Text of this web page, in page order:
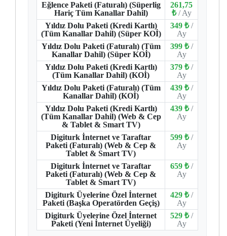
Eğlence Paketi (Faturalı) (Süperlig
Hariç Tüm Kanallar Dahil)
261,75
₺ / Ay
Yıldız Dolu Paketi (Kredi Kartlı)
(Tüm Kanallar Dahil) (Süper KOİ)
349 ₺ /
Ay
Yıldız Dolu Paketi (Faturalı) (Tüm
Kanallar Dahil) (Süper KOİ)
399 ₺ /
Ay
Yıldız Dolu Paketi (Kredi Kartlı)
(Tüm Kanallar Dahil) (KOİ)
379 ₺ /
Ay
Yıldız Dolu Paketi (Faturalı) (Tüm
Kanallar Dahil) (KOİ)
439 ₺ /
Ay
Yıldız Dolu Paketi (Kredi Kartlı)
(Tüm Kanallar Dahil) (Web & Cep
& Tablet & Smart TV)
439 ₺ /
Ay
Digiturk İnternet ve Taraftar
Paketi (Faturalı) (Web & Cep &
Tablet & Smart TV)
599 ₺ /
Ay
Digiturk İnternet ve Taraftar
Paketi (Faturalı) (Web & Cep &
Tablet & Smart TV)
659 ₺ /
Ay
Digiturk Üyelerine Özel İnternet
Paketi (Başka Operatörden Geçiş)
429 ₺ /
Ay
Digiturk Üyelerine Özel İnternet
Paketi (Yeni İnternet Üyeliği)
529 ₺ /
Ay